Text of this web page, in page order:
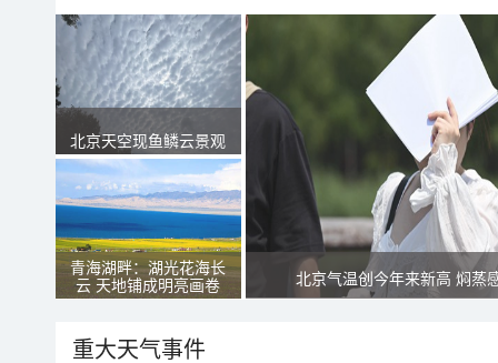
北京天空现鱼鳞云景观
青海湖畔：湖光花海长
云 天地铺成明亮画卷
北京气温创今年来新高 焖蒸
重大天气事件